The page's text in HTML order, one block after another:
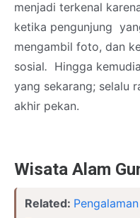
menjadi terkenal
ketika pengunjung
mengambil foto, dan
sosial. Hingga
yang sekarang; selalu
akhir pekan.
Wisata Alam
Related: